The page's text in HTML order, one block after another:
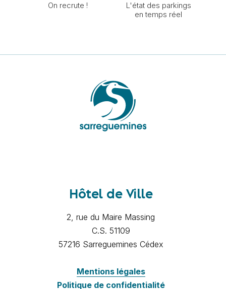
On recrute !
L'état des parkings
en temps réel
Hôtel de Ville
2, rue du Maire Massing
C.S. 51109
57216 Sarreguemines Cédex
Mentions légales
Politique de confidentialité